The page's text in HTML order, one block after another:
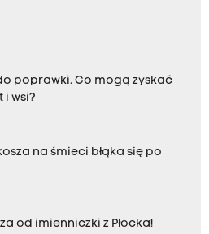
poprawki. Co mogą zyskać
i wsi?
na śmieci błąka się po
od imienniczki z Płocka!